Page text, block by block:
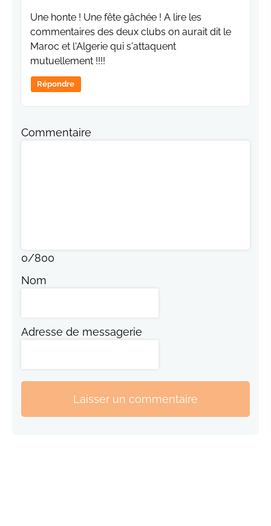
Une honte ! Une fête gâchée ! A lire les
commentaires des deux clubs on aurait dit le
Maroc et l'Algerie qui s'attaquent
mutuellement !!!!
Répondre
Commentaire
0/800
Nom
Adresse de messagerie
Laisser un commentaire